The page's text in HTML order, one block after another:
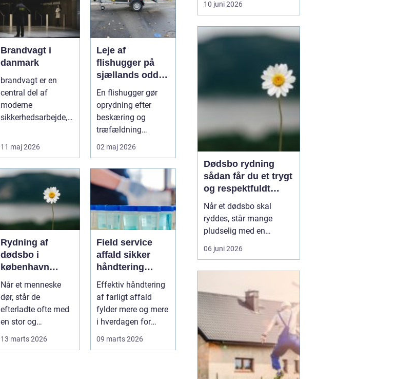
Brandvagt i
danmark
brandvagt er en
central del af
moderne
sikkerhedsarbejde,
byggepladser, ved
events og i virk...
11 maj 2026
Leje af
flishugger på
sjællands odde
sådan får du
mest ud af
arbejdet
En flishugger gør
oprydning efter
beskæring og
træfældning
markant lettere. I
stedet for at bruge
we...
02 maj 2026
Rydning af
dødsbo i
københavn
sådan foregår
en tryg og
effektiv proces
Når et menneske
dør, står de
efterladte ofte med
en stor og
13 marts 2026
Field service
affald sikker
håndtering
direkte hos
virksomheden
Effektiv håndtering
af farligt affald
fylder mere og mere
i hverdagen for
09 marts 2026
virksomheden skal være
Fejl på el-installationer
ulykker. Mange søger
10 juni 2026
Dødsbo rydning
sådan får du et trygt
og respektfuldt
forløb
Når et dødsbo skal
ryddes, står mange
pludselig med en
praktisk og
følelsesmæssig opgave
rummer minder, og
samtidig er der
tidsfrister, økonomi og
måske uenighed i
familien. Her kan en
professionel løsn...
06 juni 2026